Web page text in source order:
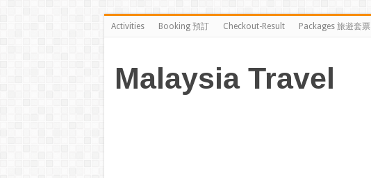
Activities Booking 預訂 Checkout-Result Packages 旅遊套票
Malaysia Travel